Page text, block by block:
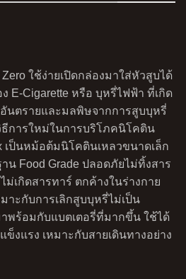
ใช้ง่ายเปิดกล่องมาใส่หัวสูบได้
E-Cigarette หรือ บุหรี่ไฟฟ้า ที่เกิด
นตรายและมลพิษจากการสูบบุหรี่
การใหม่ในการบริโภคนิโคติน
เป็นหม้อต้มนิโคตินเหลวขนาดเล็ก
น Food Grade ปลอดภัยไม่ทิ้งสาร
ม่เกิดสารทาร์ ตกค้างในร่างกาย
าะกับการเลิกสูบบุหรี่ไม่เป็น
พร้อมกับแบตเตอรี่ที่มากขึ้น ใช้ได้
งแรง เหมาะกับสายเดินทางอย่าง